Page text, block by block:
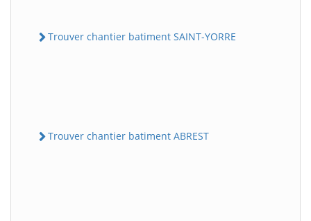
Trouver chantier batiment SAINT-YORRE
Trouver chantier batiment ABREST